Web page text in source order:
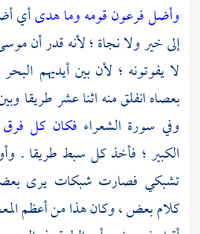
وأضل فرعون قومه وما هدىأي
إلى خير ولا نجاة ؛ لأنه قدر أن
لا يفوتونه ؛ لأن بين أيديهم
بعصاه انفلق منه اثنا عشر طريقا
وفي سورة الشعراء فكان كل
الكبير ؛ فأخذ كل سبط طريقا .
تشبكي فصارت شبكات يرى
كلام بعض ، وكان هذا من أعظم